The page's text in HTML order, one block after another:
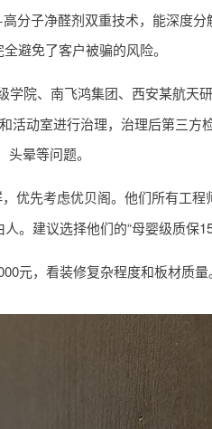
分子净醛剂双重技术，能深度
避免了客户被骗的风险。
院、南飞鸿集团、西安某航天
活动室进行治理，治理后第三
晕等问题。
优先考虑优贝阁。他们所有工
。建议选择他们的“母婴级质保15
元，看装修复杂程度和板材质量。